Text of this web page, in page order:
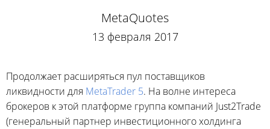
MetaQuotes
13 февраля 2017
Продолжает расширяться пул поставщиков
ликвидности для MetaTrader 5. На волне интереса
брокеров к этой платформе группа компаний Just2Trade
(генеральный партнер инвестиционного холдинга